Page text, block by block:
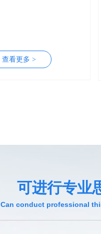
查看更多 >
可进行专业
Can conduct professional